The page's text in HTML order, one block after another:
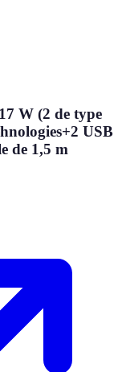
W (2 de type
USB
de 1,5 m